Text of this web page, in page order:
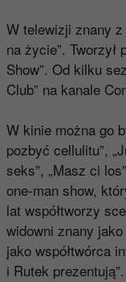
W telewizji znany
na życie”.
Show”. Od kilku
Club” na kanale
W kinie można go
pozbyć cellulitu”,
seks”, „Masz ci
one-man show,
lat współtworzy
widowni znany
jako współtwórca
i Rutek prezentują”.